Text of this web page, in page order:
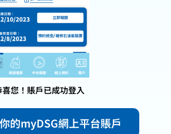
喜您！賬戶已成功登入
的myDSG網上平台賬戶